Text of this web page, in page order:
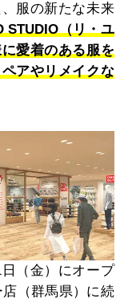
服の新たな未来
STUDIO（リ・ユ
愛着のある服を
アやリメイクな
日（金）にオープ
（群馬県）に続